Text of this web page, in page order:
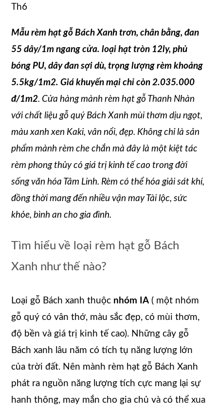
Th6
Mẫu rèm hạt gỗ Bách Xanh trơn, chân bằng, đan
55 dây/1m ngang cửa. loại hạt tròn 12ly, phủ
bóng PU, dây đan sợi dù, trọng lượng rèm khoảng
5.5kg/1m2. Giá khuyến mại chỉ còn 2.035.000
đ/1m2. Cửa hàng mành rèm hạt gỗ Thanh Nhàn
với chất liệu gỗ quý Bách Xanh mùi thơm dịu ngọt,
màu xanh xen Kaki, vân nổi, đẹp. Không chỉ là sản
phẩm mành rèm che chắn mà đây là một kiệt tác
rèm phong thủy có giá trị kinh tế cao trong đời
sống văn hóa Tâm Linh. Rèm có thể hóa giải sát khí,
đồng thời mang đến nhiều vận may Tài lộc, sức
khỏe, bình an cho gia đình.
Tìm hiểu về loại rèm hạt gỗ Bách
Xanh như thế nào?
Loại gỗ Bách xanh thuộc nhóm IA( một nhóm
gỗ quý có vân thớ, màu sắc đẹp, có mùi thơm,
độ bền và giá trị kinh tế cao). Những cây gỗ
Bách xanh lâu năm có tích tụ năng lượng lớn
của trời đất. Nên mành rèm hạt gỗ Bách Xanh
phát ra nguồn năng lượng tích cực mang lại sự
hanh thông, may mắn cho gia chủ và có thể xua